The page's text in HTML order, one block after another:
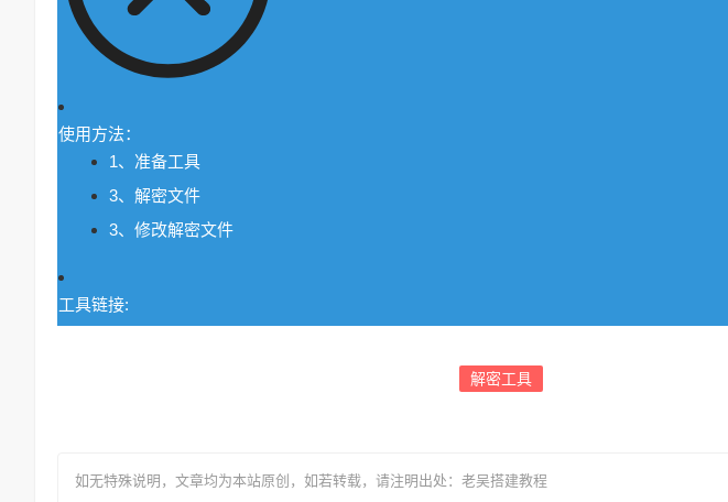
使用方法：
1、准备工具
3、解密文件
3、修改解密文件
工具链接:
解密工具
如无特殊说明，文章均为本站原创 ，如若转载，请注明出处： 老吴搭建教程